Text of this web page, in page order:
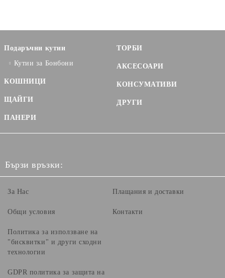
Подаръчни кутии
Кутии за Бонбони
КОШНИЦИ
ЩАЙГИ
ПАНЕРИ
ТОРБИ
АКСЕСОАРИ
КОНСУМАТИВИ
ДРУГИ
Бързи връзки:
За Нас
Общи условия
Политика за използване на
"бисквитки" и други сходни
технологии
GDPR политика за защита на
Плащания и доставки
Контакти